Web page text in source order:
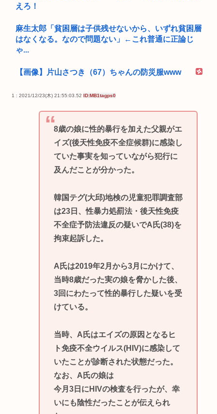
えろ！
麻生太郎「貧困層は子供残せないから、いずれ貧困層
はなくなる。なので問題ない」←これ普通に正論じ
ゃ...
【画像】片山さつき（67）ちゃんの防災服www
1 : 2021/12/23(木) 21:55:03.52 ID:MB1tagps0
8歳の娘に性的暴行を加えた父親がエ
イズ(後天性免疫不全症候群)に感染し
ていた事実を知っていながら犯行に
及んだことが分かった。
韓国テグ(大邱)地検の児童犯罪調査部
は23日、性暴力処罰法・後天性免疫
不全症予防法違反の疑いでA氏(38)を
拘束起訴した。
A氏は2019年2月から3月にかけて、
当時8歳だった実の娘を脅かした後、
3回にわたって性的暴行した疑いを受
けている。
当時、A氏はエイズの原因となるヒ
ト免疫不全ウイルス(HIV)に感染して
いたことが診断された状態だった。
なお、A氏の娘は
今月3日にHIVの検査を行ったが、幸
いにも陰性だったことが伝えられ